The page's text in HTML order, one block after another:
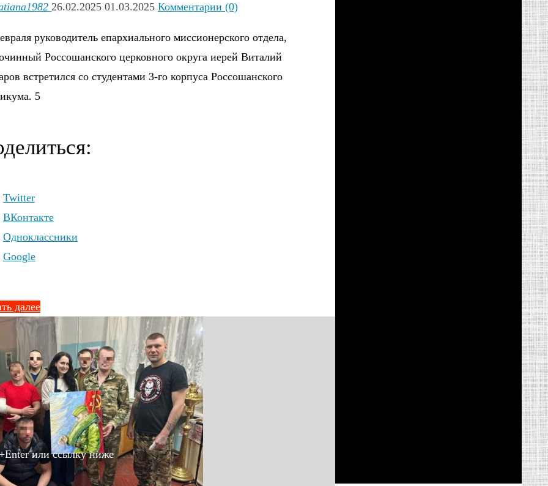
26.02.2025 01.03.2025 Комментарии (0)
руководитель епархиального миссионерского отдела,
Россошанского церковного округа иерей Виталий
встретился со студентами 3-го корпуса Россошанского
5
Twitter
ВКонтакте
Одноклассники
Google
далее
или ссылку ниже